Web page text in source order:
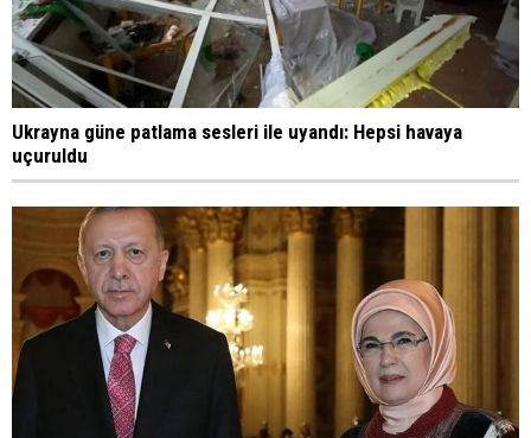
Ukrayna güne patlama sesleri ile uyandı: Hepsi havaya
uçuruldu